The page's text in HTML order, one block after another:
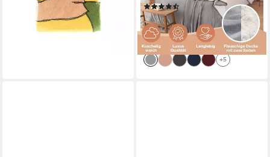
19,95 € (691)
ab 24,99 € UVP 32,99 €
-24%
lieferbar - in 2-3 Werktagen bei dir
+5